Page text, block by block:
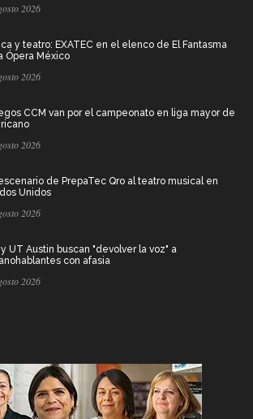
2026
y teatro: EXATEC en el elenco de El Fantasma
Ópera México
2026
CCM van por el campeonato en liga mayor de
2026
de PrepaTec Qro al teatro musical en
Unidos
2026
UT Austin buscan "devolver la voz" a
con afasia
2026